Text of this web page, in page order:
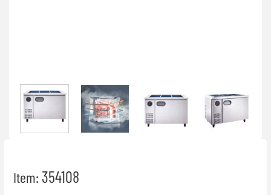
Item: 354108